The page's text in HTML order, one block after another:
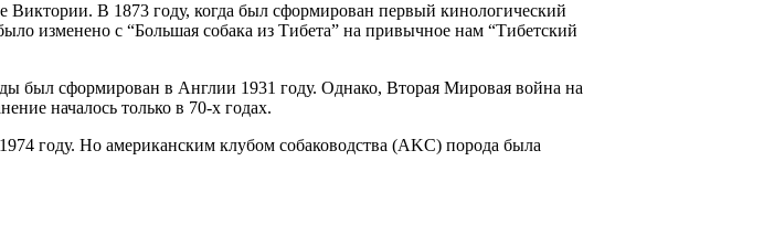
В 1873 году, когда был сформирован первый кинологический
изменено с “Большая собака из Тибета” на привычное нам “Тибетский
был сформирован в Англии 1931 году. Однако, Вторая Мировая война на
началось только в 70-х годах.
году. Но американским клубом собаководства (AKC) порода была